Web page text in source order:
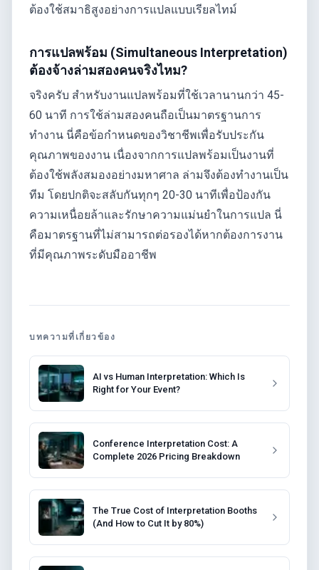
ต้องใช้สมาธิสูงอย่างการแปลแบบเรียลไทม์
การแปลพร้อม (Simultaneous Interpretation)
ต้องจ้างล่ามสองคนจริงไหม?
จริงครับ สำหรับงานแปลพร้อมที่ใช้เวลานานกว่า 45-
60 นาที การใช้ล่ามสองคนถือเป็นมาตรฐานการ
ทำงาน นี่คือข้อกำหนดของวิชาชีพเพื่อรับประกัน
คุณภาพของงาน เนื่องจากการแปลพร้อมเป็นงานที่
ต้องใช้พลังสมองอย่างมหาศาล ล่ามจึงต้องทำงานเป็น
ทีม โดยปกติจะสลับกันทุกๆ 20-30 นาทีเพื่อป้องกัน
ความเหนื่อยล้าและรักษาความแม่นยำในการแปล นี่
คือมาตรฐานที่ไม่สามารถต่อรองได้หากต้องการงาน
ที่มีคุณภาพระดับมืออาชีพ
บทความที่เกี่ยวข้อง
AI vs Human Interpretation: Which Is
Right for Your Event?
Conference Interpretation Cost: A
Complete 2026 Pricing Breakdown
The True Cost of Interpretation Booths
(And How to Cut It by 80%)